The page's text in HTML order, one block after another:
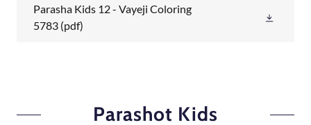
Parasha Kids 12 - Vayeji Coloring
5783 (pdf)
Parashot Kids